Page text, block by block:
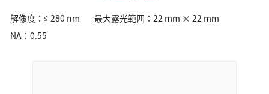
解像度：≦ 280 nm
最大露光範囲：22 mm × 22 mm
NA：0.55